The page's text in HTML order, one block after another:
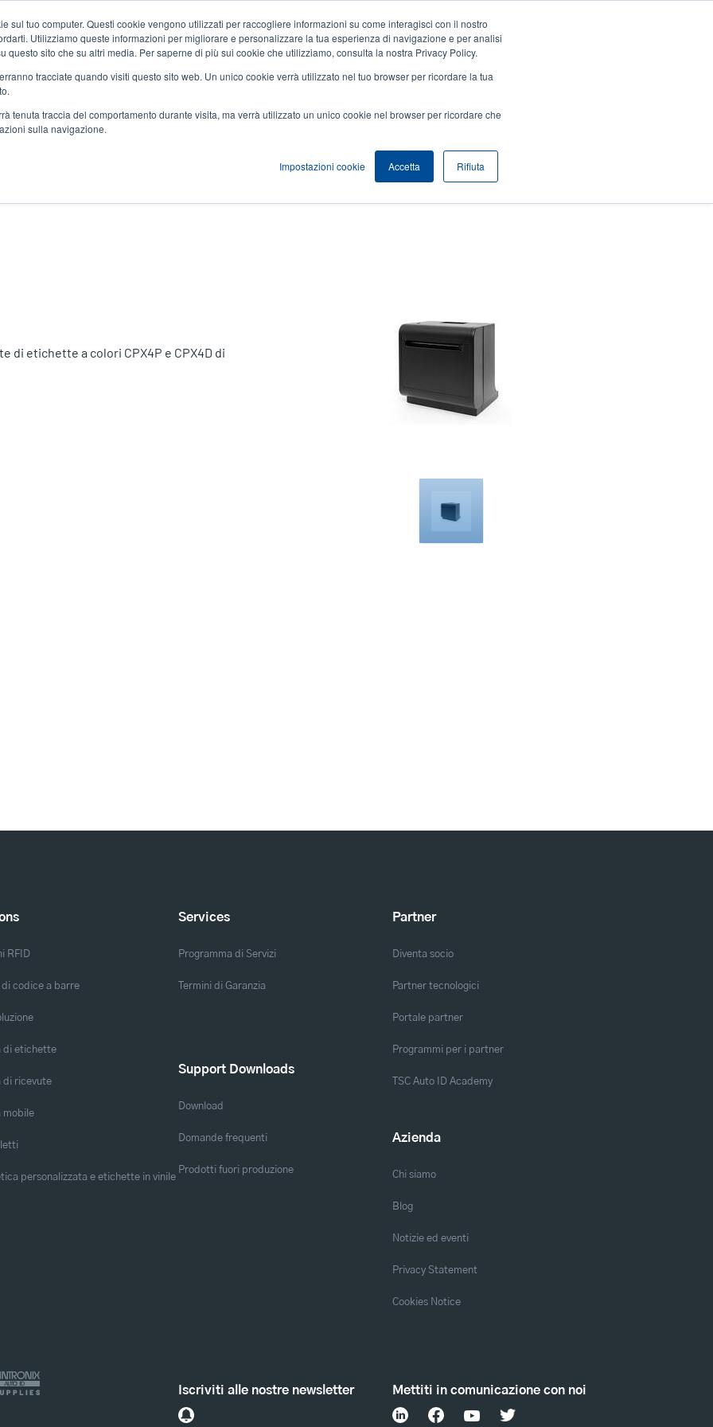
sul tuo computer. Questi cookie vengono utilizzati per raccogliere informazioni su come interagisci con il nostro
Utilizziamo queste informazioni per migliorare e personalizzare la tua esperienza di navigazione e per analisi
questo sito che su altri media. Per saperne di più sui cookie che utilizziamo, consulta la nostra Privacy Policy.
tracciate quando visiti questo sito web. Un unico cookie verrà utilizzato nel tuo browser per ricordare la tua
tenuta traccia del comportamento durante visita, ma verrà utilizzato un unico cookie nel browser per ricordare che
sulla navigazione.
Impostazioni cookie Accetta Rifiuta
User
account
Notizie ed eventi Azienda
User
Anonymous
Accedi / Registrati
Servizi Supporto e download Partner Seleziona Prodotti
di etichette a colori CPX4P e CPX4D di
RFID
codice a barre
di etichette
di ricevute
mobile
personalizzata e etichette in vinile
Services
Programma di Servizi
Termini di Garanzia
Support Downloads
Download
Domande frequenti
Prodotti fuori produzione
Partner
Diventa socio
Partner tecnologici
Portale partner
Programmi per i partner
TSC Auto ID Academy
Azienda
Chi siamo
Blog
Notizie ed eventi
Privacy Statement
Cookies Notice
Mettiti in comunicazione con noi
Iscriviti alle nostre newsletter